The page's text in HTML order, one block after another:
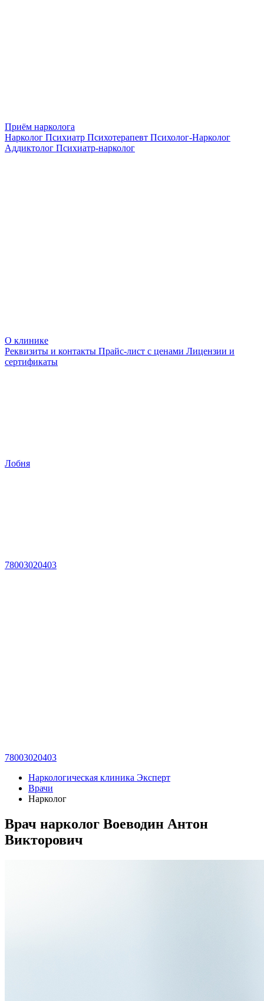
Приём нарколога
Нарколог Психиатр Психотерапевт Психолог-Нарколог
Аддиктолог Психиатр-нарколог
О клинике
Реквизиты и контакты Прайс-лист с ценами Лицензии и
сертификаты
Лобня
78003020403
78003020403
Наркологическая клиника Эксперт
Врачи
Нарколог
Врач нарколог Воеводин Антон
Викторович